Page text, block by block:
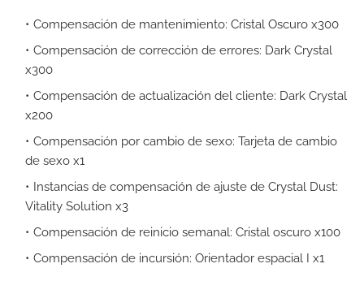
Compensación de mantenimiento: Cristal Oscuro x300
Compensación de corrección de errores: Dark Crystal
x300
Compensación de actualización del cliente: Dark Crystal
x200
Compensación por cambio de sexo: Tarjeta de cambio
de sexo x1
Instancias de compensación de ajuste de Crystal Dust:
Vitality Solution x3
Compensación de reinicio semanal: Cristal oscuro x100
Compensación de incursión: Orientador espacial I x1